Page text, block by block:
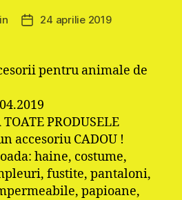
Dată24 aprilie 2019
pentru animale de
PRODUSELE
accesoriu CADOU !
haine, costume,
fustite, pantaloni,
papioane,